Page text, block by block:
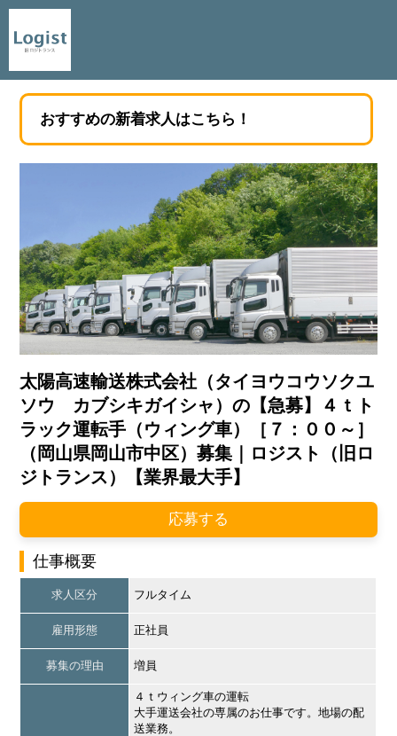
おすすめの新着求人はこちら！
太陽高速輸送株式会社（タイヨウコウソクユ
ソウ カブシキガイシャ）の【急募】４ｔト
ラック運転手（ウィング車）［７：００～］
（岡山県岡山市中区）募集｜ロジスト（旧ロ
ジトランス）【業界最大手】
応募する
仕事概要
求人区分 フルタイム
雇用形態 正社員
募集の理由 増員
４ｔウィング車の運転
大手運送会社の専属のお仕事です。地場の配
送業務。